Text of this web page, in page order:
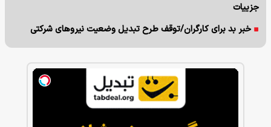
جزییات
خبر بد برای کارگران/توقف طرح تبدیل وضعیت نیروهای شرکتی